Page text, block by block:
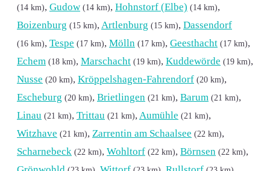
(14 km), Gudow (14 km), Hohnstorf (Elbe) (14 km),
Boizenburg (15 km), Artlenburg (15 km), Dassendorf
(16 km), Tespe (17 km), Mölln (17 km), Geesthacht (17 km),
Echem (18 km), Marschacht (19 km), Kuddewörde (19 km),
Nusse (20 km), Kröppelshagen-Fahrendorf (20 km),
Escheburg (20 km), Brietlingen (21 km), Barum (21 km),
Linau (21 km), Trittau (21 km), Aumühle (21 km),
Witzhave (21 km), Zarrentin am Schaalsee (22 km),
Scharnebeck (22 km), Wohltorf (22 km), Börnsen (22 km),